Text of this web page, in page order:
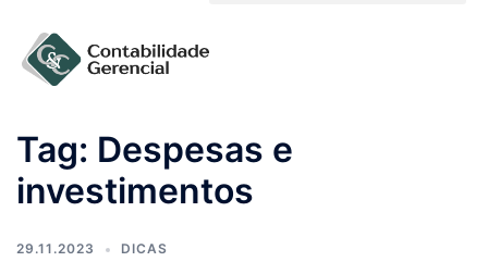
Tag: Despesas e
investimentos
29.11.2023 DICAS